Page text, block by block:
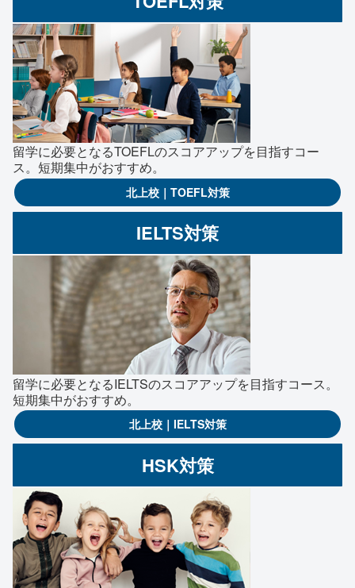
留学に必要となるTOEFLのスコアアップを目指すコー
ス。短期集中がおすすめ。
北上校｜TOEFL対策
IELTS対策
留学に必要となるIELTSのスコアアップを目指すコース。
短期集中がおすすめ。
北上校｜IELTS対策
HSK対策